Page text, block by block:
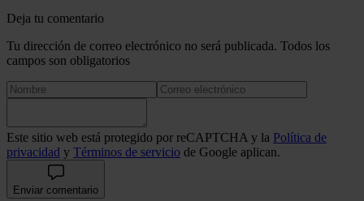
recopilado a partir del uso que haya hecho de sus servicios.
Deja tu comentario
Tu dirección de correo electrónico no será publicada. Todos los
campos son obligatorios
Este sitio web está protegido por reCAPTCHA y la Política de
privacidad y Términos de servicio de Google aplican.
Enviar comentario